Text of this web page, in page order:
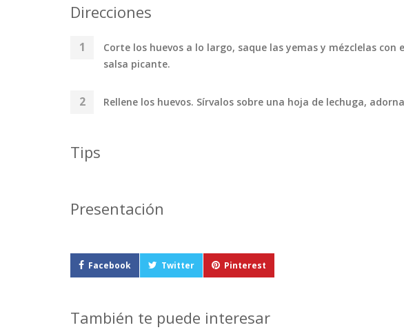
Direcciones
Corte los huevos a lo largo, saque las yemas y mézclelas
salsa picante.
Rellene los huevos. Sírvalos sobre una hoja de lechuga,
Tips
Presentación
Facebook Twitter Pinterest
También te puede interesar